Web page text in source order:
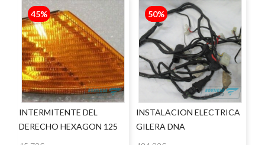
45%
INTERMITENTE DEL
DERECHO HEXAGON 125
50%
INSTALACION ELECTRICA
GILERA DNA